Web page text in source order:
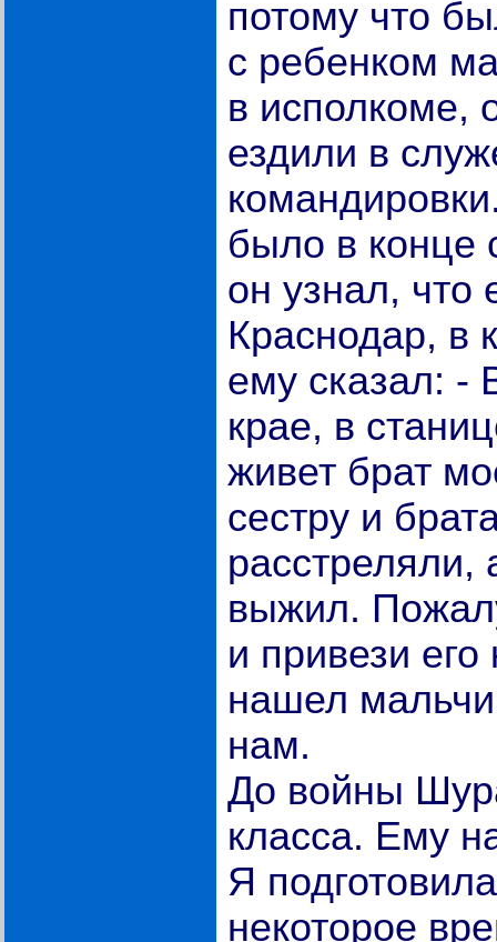
потому что
с ребенком
в исполкоме,
ездили в
было в конце
он узнал, что
Краснодар, в
ему сказал: -
крае, в
живет брат
сестру и
расстреляли,
выжил.
и привези
нашел
нам.
До войны
класса. Ему
Я
некоторое